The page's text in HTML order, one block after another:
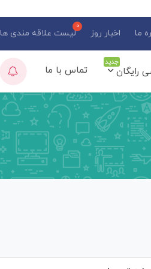
ما اخبار روز لیست علاقه مندی ها
رایگان
جدید
تماس با ما